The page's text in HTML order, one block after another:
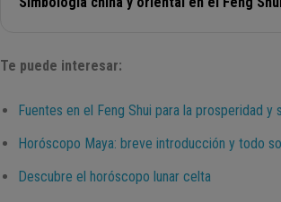
Te puede interesar:
Fuentes en el Feng Shui para la prosperidad y
Horóscopo Maya: breve introducción y todo
Descubre el horóscopo lunar celta